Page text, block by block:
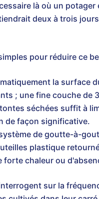
là où un potager
deux à trois
pour réduire ce
la surface
; une fine couche de
séchées suffit à
de façon significative.
de goutte-à-
plastique
forte chaleur ou
sur la